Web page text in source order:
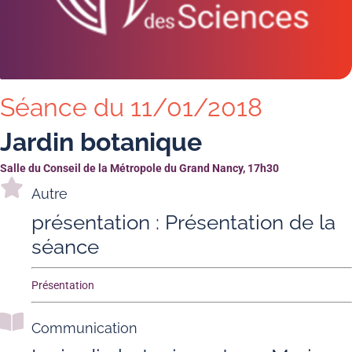
Séance du 11/01/2018
Jardin botanique
Salle du Conseil de la Métropole du Grand Nancy, 17h30
Autre
présentation : Présentation de la
séance
Présentation
Communication